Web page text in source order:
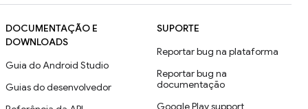
DOCUMENTAÇÃO E
DOWNLOADS
Guia do Android Studio
Guias do desenvolvedor
SUPORTE
Reportar bug na plataforma
Reportar bug na
documentação
Google Play support